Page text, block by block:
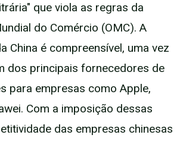
que viola as regras da
do Comércio (OMC). A
China é compreensível, uma vez
dos principais fornecedores de
para empresas como Apple,
Com a imposição dessas
das empresas chinesas